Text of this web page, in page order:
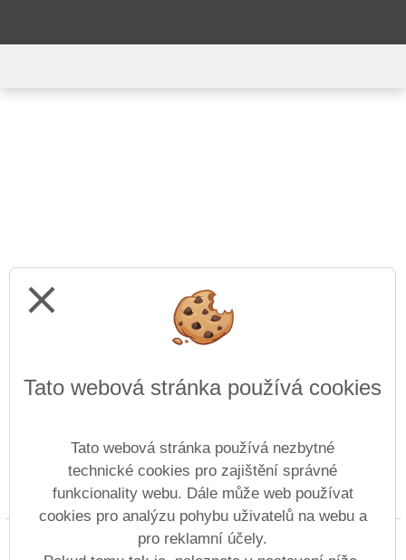
Prohlášení o přístupnosti Mapa webu Cookies
Copyright © 2014 - 2026 Gymnázium a Střední
close
Tato webová stránka používá cookies
Tato webová stránka používá nezbytné
technické cookies pro zajištění správné
funkcionality webu. Dále může web používat
cookies pro analýzu pohybu uživatelů na webu a
pro reklamní účely.